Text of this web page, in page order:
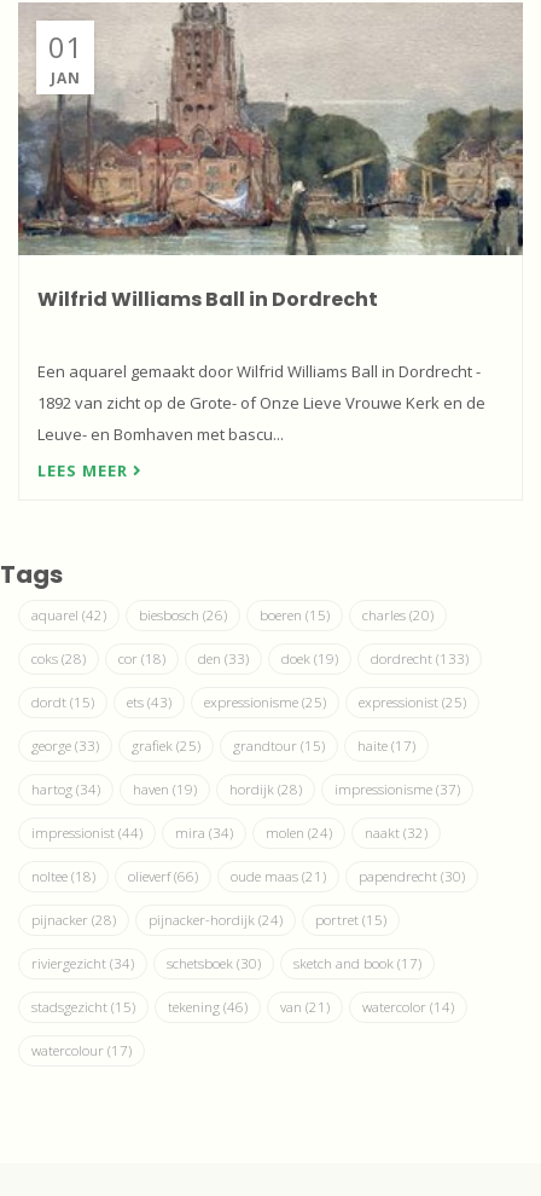
01
JAN
Wilfrid Williams Ball in Dordrecht
Een aquarel gemaakt door Wilfrid Williams Ball in Dordrecht -
1892 van zicht op de Grote- of Onze Lieve Vrouwe Kerk en de
Leuve- en Bomhaven met bascu...
LEES MEER
Tags
aquarel (42) biesbosch (26) boeren (15) charles (20)
coks (28) cor (18) den (33) doek (19) dordrecht (133)
dordt (15) ets (43) expressionisme (25) expressionist (25)
george (33) grafiek (25) grandtour (15) haite (17)
hartog (34) haven (19) hordijk (28) impressionisme (37)
impressionist (44) mira (34) molen (24) naakt (32)
noltee (18) olieverf(66) oude maas (21) papendrecht (30)
pijnacker (28) pijnacker-hordijk (24) portret (15)
riviergezicht (34) schetsboek (30) sketch and book (17)
stadsgezicht (15) tekening (46) van (21) watercolor (14)
watercolour (17)